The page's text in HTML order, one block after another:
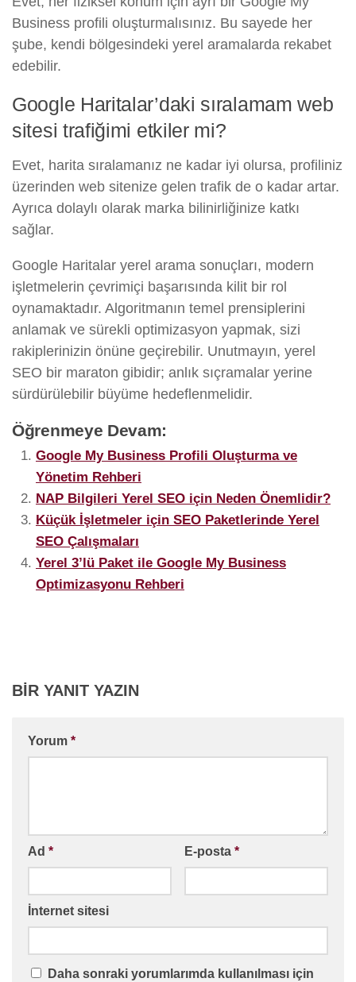
Business profili oluşturmalısınız. Bu sayede her
şube, kendi bölgesindeki yerel aramalarda rekabet
edebilir.
Google Haritalar’daki sıralamam web
sitesi trafiğimi etkiler mi?
Evet, harita sıralamanız ne kadar iyi olursa, profiliniz
üzerinden web sitenize gelen trafik de o kadar artar.
Ayrıca dolaylı olarak marka bilinirliğinize katkı
sağlar.
Google Haritalar yerel arama sonuçları, modern
işletmelerin çevrimiçi başarısında kilit bir rol
oynamaktadır. Algoritmanın temel prensiplerini
anlamak ve sürekli optimizasyon yapmak, sizi
rakiplerinizin önüne geçirebilir. Unutmayın, yerel
SEO bir maraton gibidir; anlık sıçramalar yerine
sürdürülebilir büyüme hedeflenmelidir.
Öğrenmeye Devam:
Google My Business Profili Oluşturma ve
Yönetim Rehberi
NAP Bilgileri Yerel SEO için Neden Önemlidir?
Küçük İşletmeler için SEO Paketlerinde Yerel
SEO Çalışmaları
Yerel 3’lü Paket ile Google My Business
Optimizasyonu Rehberi
BIR YANIT YAZIN
Yorum *
Ad * E-posta *
İnternet sitesi
Daha sonraki yorumlarımda kullanılması için